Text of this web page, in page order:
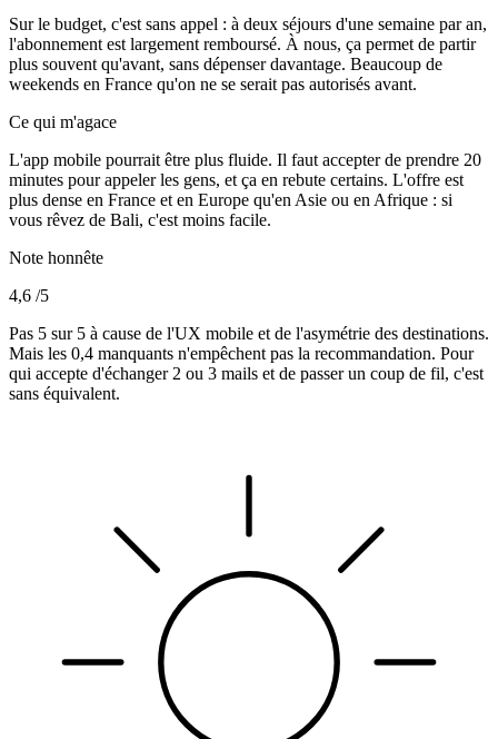
Sur le budget, c'est sans appel : à deux séjours d'une semaine par an,
l'abonnement est largement remboursé. À nous, ça permet de partir
plus souvent qu'avant, sans dépenser davantage. Beaucoup de
weekends en France qu'on ne se serait pas autorisés avant.
Ce qui m'agace
L'app mobile pourrait être plus fluide. Il faut accepter de prendre 20
minutes pour appeler les gens, et ça en rebute certains. L'offre est
plus dense en France et en Europe qu'en Asie ou en Afrique : si
vous rêvez de Bali, c'est moins facile.
Note honnête
4,6 /5
Pas 5 sur 5 à cause de l'UX mobile et de l'asymétrie des destinations.
Mais les 0,4 manquants n'empêchent pas la recommandation. Pour
qui accepte d'échanger 2 ou 3 mails et de passer un coup de fil, c'est
sans équivalent.